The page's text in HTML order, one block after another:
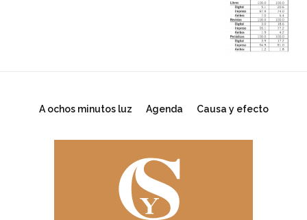
A ochos minutos luz Agenda Causa y efecto